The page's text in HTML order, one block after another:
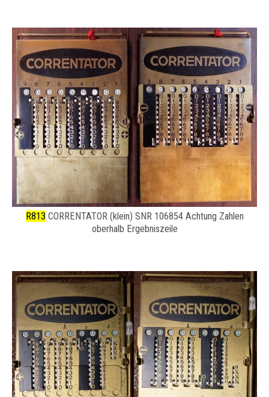
R813 CORRENTATOR (klein) SNR 106854 Achtung Zahlen
oberhalb Ergebniszeile